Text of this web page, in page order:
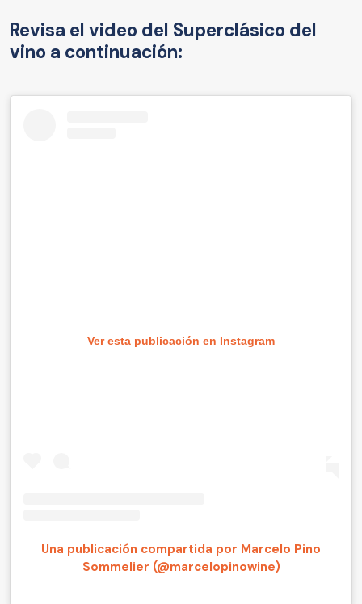
Revisa el video del Superclásico del
vino a continuación:
Ver esta publicación en Instagram
Una publicación compartida por Marcelo Pino
Sommelier (@marcelopinowine)